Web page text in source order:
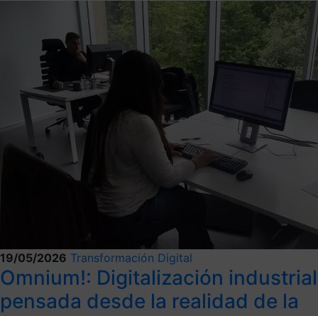
19/05/2026 Transformación Digital
Omnium!: Digitalización industrial
pensada desde la realidad de la